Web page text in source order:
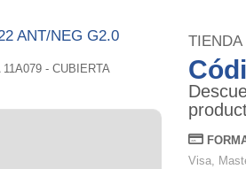
ANT/NEG G2.0
- CUBIERTA
Visa,